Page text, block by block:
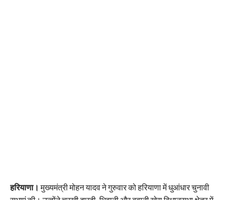
हरियाणा। मुख्यमंत्री मोहन यादव ने गुरुवार को हरियाणा में धुआंधार चुनावी